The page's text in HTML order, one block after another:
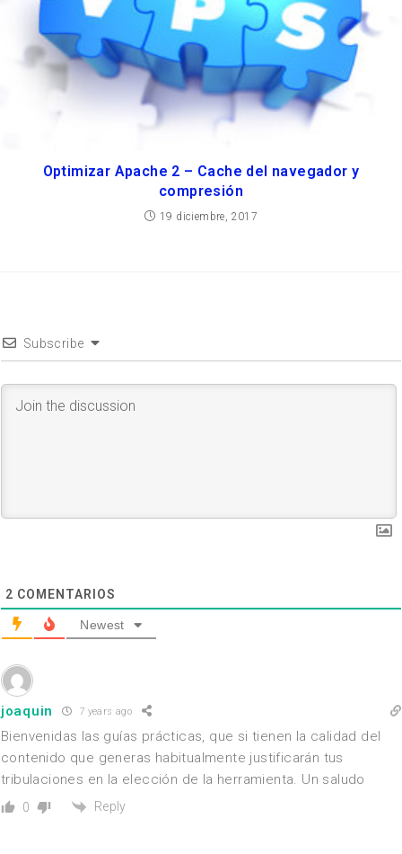
Optimizar Apache 2 – Cache del navegador y
compresión
19 diciembre, 2017
Subscribe
2 COMENTARIOS
Newest
joaquin 7 years ago
Bienvenidas las guías prácticas, que si tienen la calidad del
contenido que generas habitualmente justificarán tus
tribulaciones en la elección de la herramienta. Un saludo
0 Reply